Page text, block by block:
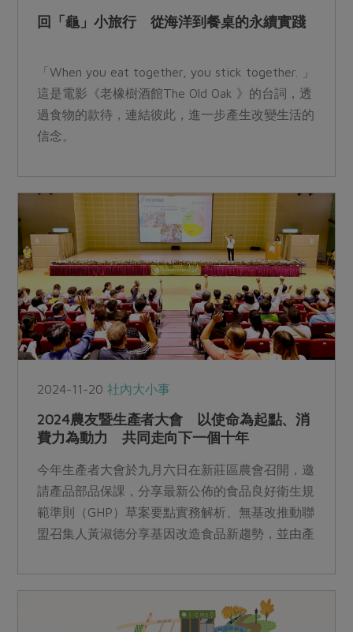
回「龜」小旅行 從海洋到餐桌的永續實踐
「When you eat together, you stick together. 」
這是電影《老橡樹酒館The Old Oak 》的台詞，透
過食物的款待，連結彼此，進一步產生改變生活的
信念。
2024-11-20社內大小事
2024農友暨生產者大會 以使命為起點、消
費力為動力 共同走向下一個十年
今年生產者大會於九月六日在新莊區農會召開，邀
請產品部品保課，分享最新公佈的食品良好衛生規
範準則（GHP）草案要點實務解析、無基改推動聯
盟召集人黃淑德分享基因改造食品新趨勢，並由產